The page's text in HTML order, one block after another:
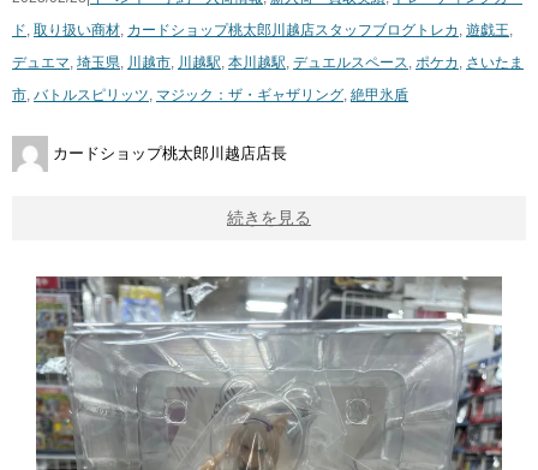
ド, 取り扱い商材, カードショップ桃太郎川越店スタッフブログ トレカ , 遊戯王,
デュエマ, 埼玉県, 川越市, 川越駅, 本川越駅, デュエルスペース, ポケカ , さいたま
市, バトルスピリッツ, マジック：ザ・ギャザリング, 絶甲氷盾
カードショップ桃太郎川越店店長
続きを見る